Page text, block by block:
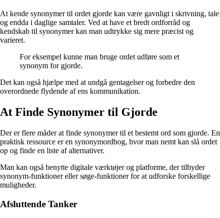
At kende synonymer til ordet gjorde kan være gavnligt i skrivning, tale
og endda i daglige samtaler. Ved at have et bredt ordforråd og
kendskab til synonymer kan man udtrykke sig mere præcist og
varieret.
For eksempel kunne man bruge ordet udføre som et
synonym for gjorde.
Det kan også hjælpe med at undgå gentagelser og forbedre den
overordnede flydende af ens kommunikation.
At Finde Synonymer til Gjorde
Der er flere måder at finde synonymer til et bestemt ord som gjorde. En
praktisk ressource er en synonymordbog, hvor man nemt kan slå ordet
op og finde en liste af alternativer.
Man kan også benytte digitale værktøjer og platforme, der tilbyder
synonym-funktioner eller søge-funktioner for at udforske forskellige
muligheder.
Afsluttende Tanker